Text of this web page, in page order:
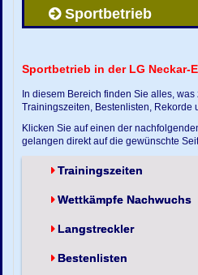
Sportbetrieb
Sportbetrieb in der LG Neckar-
In diesem Bereich finden Sie alles,
Trainingszeiten, Bestenlisten, Rekorde
Klicken Sie auf einen der
gelangen direkt auf die gewünschte
Trainingszeiten
Wettkämpfe Nachwuchs
Langstreckler
Bestenlisten